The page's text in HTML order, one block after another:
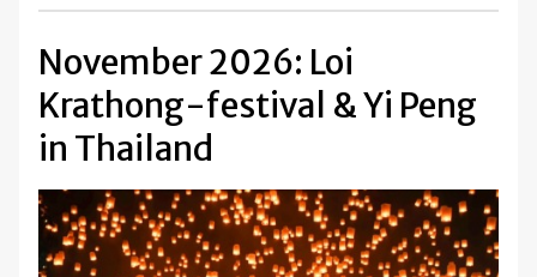
November 2026: Loi
Krathong-festival & Yi Peng
in Thailand